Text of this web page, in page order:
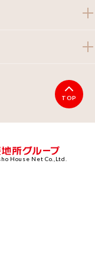
TOP
House Net Co.,Ltd.